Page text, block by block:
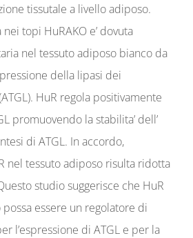
tissutale a livello adiposo.
nei topi HuRAKO e’ dovuta
nel tessuto adiposo bianco da
della lipasi dei
HuR regola positivamente
promuovendo la stabilita’ dell’
di ATGL. In accordo,
nel tessuto adiposo risulta ridotta
studio suggerisce che HuR
essere un regolatore di
l’espressione di ATGL e per la